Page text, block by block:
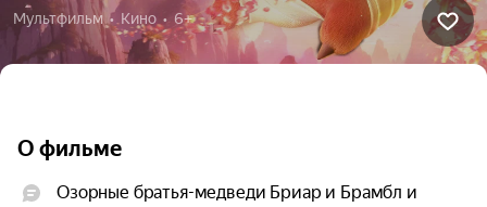
Мультфильм  •  Кино  •  6+
О фильме
Озорные братья-медведи Бриар и Брамбл и